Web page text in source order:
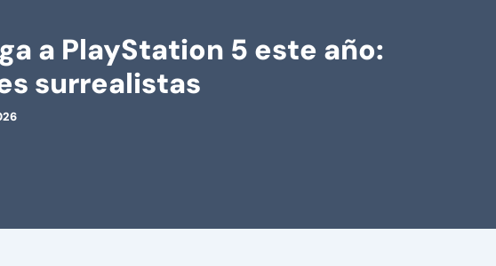
a PlayStation 5 este año:
surrealistas